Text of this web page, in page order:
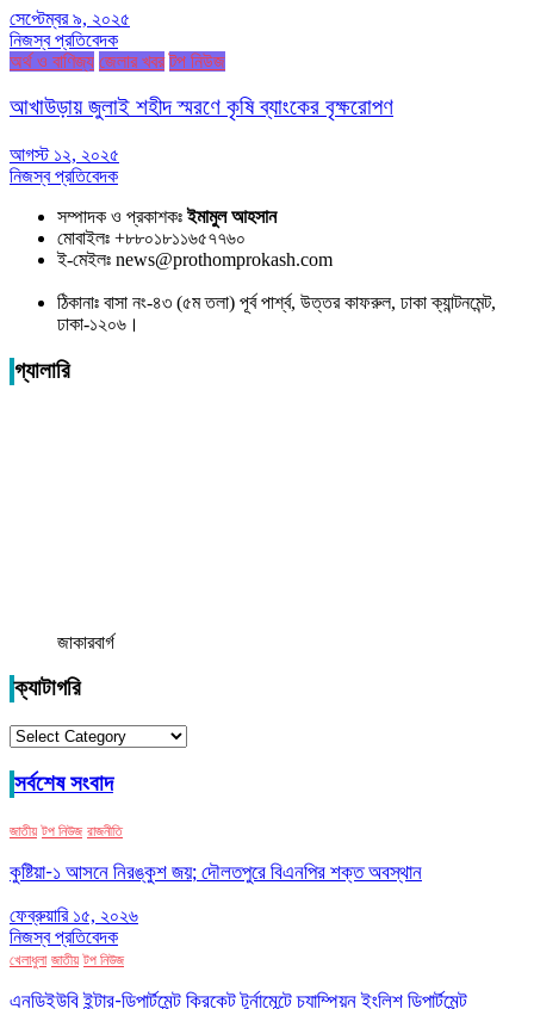
সেপ্টেম্বর ৯, ২০২৫
নিজস্ব প্রতিবেদক
অর্থ ও বাণিজ্য জেলার খবর টপ নিউজ
আখাউড়ায় জুলাই শহীদ স্মরণে কৃষি ব্যাংকের বৃক্ষরোপণ
আগস্ট ১২, ২০২৫
নিজস্ব প্রতিবেদক
সম্পাদক ও প্রকাশকঃইমামুল আহসান
মোবাইলঃ +৮৮০১৮১১৬৫৭৭৬০
ই-মেইলঃ news@prothomprokash.com
ঠিকানাঃ বাসা নং-৪৩ (৫ম তলা) পূর্ব পার্শ্ব, উত্তর কাফরুল, ঢাকা ক্যান্টনমেন্ট,
ঢাকা-১২০৬।
গ্যালারি
জাকারবার্গ
ক্যাটাগরি
ক্যাটাগরি
সর্বশেষ সংবাদ
জাতীয় টপ নিউজ রাজনীতি
কুষ্টিয়া-১ আসনে নিরঙ্কুশ জয়; দৌলতপুরে বিএনপির শক্ত অবস্থান
ফেব্রুয়ারি ১৫, ২০২৬
নিজস্ব প্রতিবেদক
খেলাধুলা জাতীয় টপ নিউজ
এনডিইউবি ইন্টার-ডিপার্টমেন্ট ক্রিকেট টুর্নামেন্টে চ্যাম্পিয়ন ইংলিশ ডিপার্টমেন্ট